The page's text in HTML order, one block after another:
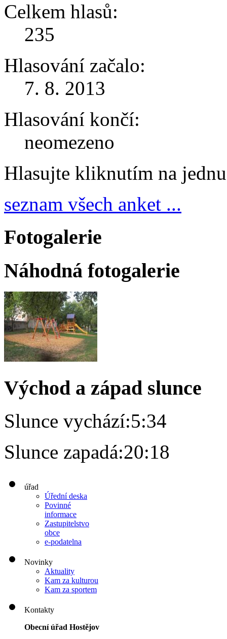
Celkem hlasů:
235
Hlasování začalo:
7. 8. 2013
Hlasování končí:
neomezeno
Hlasujte kliknutím na
seznam všech anket ...
Fotogalerie
Náhodná fotogalerie
Východ a západ slunce
Slunce vychází:5:34
Slunce zapadá:20:18
úřad
Úřední deska
Povinné
informace
Zastupitelstvo
obce
e-podatelna
Novinky
Aktuality
Kam za kulturou
Kam za sportem
Kontakty
Obecní úřad Hostějov